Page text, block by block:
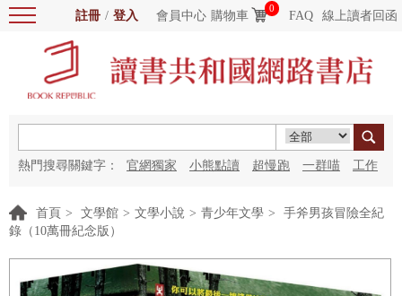
註冊 / 登入 會員中心 購物車
0
FAQ 線上讀者回函
熱門搜尋關鍵字： 官網獨家 小熊點讀 超慢跑 一群喵 工作
首頁 > 文學館 > 文學小說 > 青少年文學 >
手斧男孩冒險全紀
錄（10萬冊紀念版）